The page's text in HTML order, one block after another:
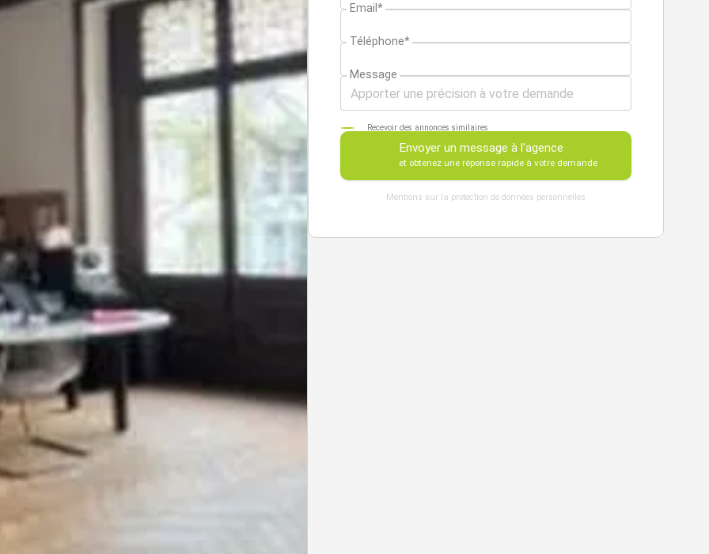
Email*
Téléphone*
Message
Recevoir des annonces similaires
Envoyer un message à l'agence
et obtenez une réponse rapide à votre demande
Mentions sur la protection de données personnelles